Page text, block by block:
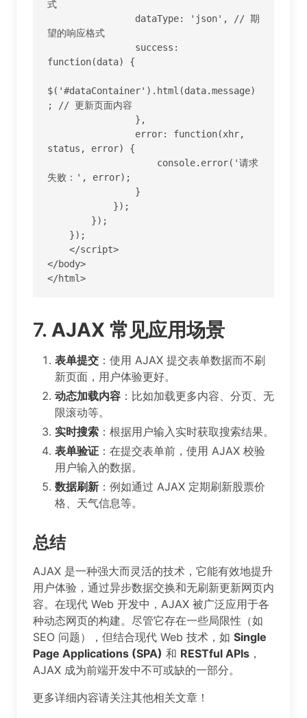
式
望的响应格式
function(data) {
$('#dataContainer').html(data.message)
; // 更新页面内容
status, error) {
失败：', error);
</body>
</html>
7. AJAX 常见应用场景
表单提交 ：使用 AJAX 提交表单数据而不刷
新页面，用户体验更好。
动态加载内容 ：比如加载更多内容、分页、无
限滚动等。
实时搜索 ：根据用户输入实时获取搜索结果。
表单验证 ：在提交表单前，使用 AJAX 校验
用户输入的数据。
数据刷新 ：例如通过 AJAX 定期刷新股票价
格、天气信息等。
总结
AJAX 是一种强大而灵活的技术，它能有效地提升
用户体验，通过异步数据交换和无刷新更新网页内
容。在现代 Web 开发中，AJAX 被广泛应用于各
种动态网页的构建。尽管它存在一些局限性（如
SEO 问题），但结合现代 Web 技术，如 Single
Page Applications (SPA) 和 RESTful APIs ，
AJAX 成为前端开发中不可或缺的一部分。
更多详细内容请关注其他相关文章！